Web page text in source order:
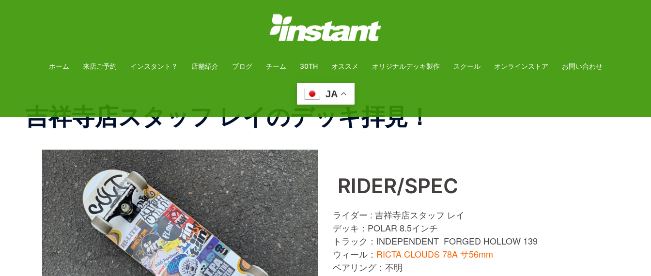
ホーム 来店ご予約 インスタント？ 店舗紹介 ブログ チーム 30TH オススメ オリジナルデッキ製作 スクール オンラインストア お問い合わせ
JA
吉祥寺店スタッフ レイのデッキ拝見！
RIDER/SPEC
ライダー : 吉祥寺店スタッフ レイ
デッキ：POLAR 8.5インチ
トラック：INDEPENDENT FORGED HOLLOW 139
ウィール： RICTA CLOUDS 78A サ56mm
ベアリング：不明